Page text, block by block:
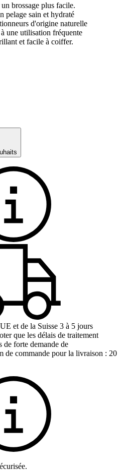
brossage plus facile.
pelage sain et hydraté
d'origine naturelle
une utilisation fréquente
et facile à coiffer.
et de la Suisse 3 à 5 jours
que les délais de traitement
de forte demande de
de commande pour la livraison : 20